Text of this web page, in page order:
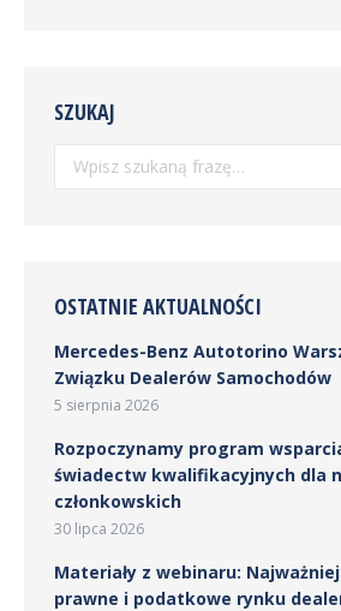
SZUKAJ
Szukaj:
OSTATNIE AKTUALNOŚCI
Mercedes-Benz Autotorino
Związku Dealerów Samochodów
5 sierpnia 2026
Rozpoczynamy program
świadectw kwalifikacyjnych dla
członkowskich
30 lipca 2026
Materiały z webinaru:
prawne i podatkowe rynku